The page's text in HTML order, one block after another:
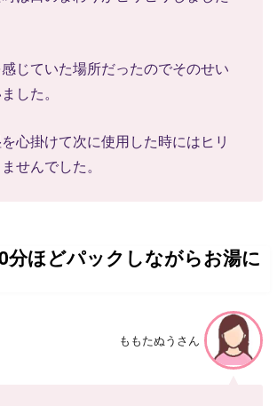
じていた場所だったのでそのせい
した。
心掛けて次に使用した時にはヒリ
せんでした。
分ほどパックしながらお湯に
ももたぬうさん